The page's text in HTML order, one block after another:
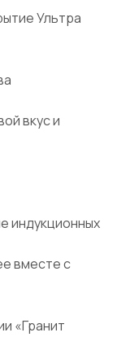
Ультра
вкус и
индукционных
вместе с
«Гранит